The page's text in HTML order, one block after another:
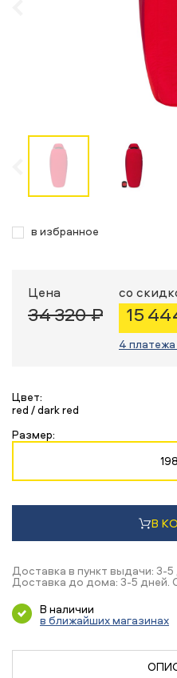
в избранное
Цена
34 320 ₽
со
15
4
Цвет:
red / dark red
Размер:
В
Доставка в пункт выдачи: 3-
Доставка до дома: 3-5 дней.
В наличии
в ближайших магазинах